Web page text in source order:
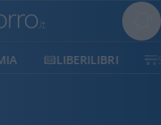
SHOP